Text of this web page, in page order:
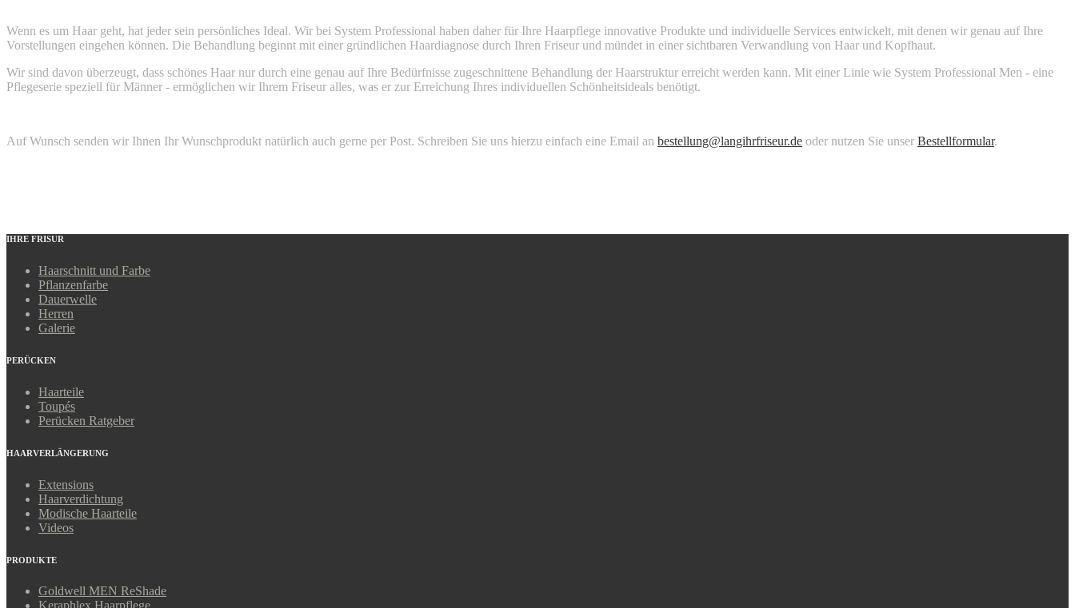
Wenn es um Haar geht, hat jeder sein persönliches Ideal. Wir bei System Professional haben daher für Ihre Haarpflege innovative Produkte und individuelle Services entwickelt, mit denen wir genau auf Ihre
Vorstellungen eingehen können. Die Behandlung beginnt mit einer gründlichen Haardiagnose durch Ihren Friseur und mündet in einer sichtbaren Verwandlung von Haar und Kopfhaut.
Wir sind davon überzeugt, dass schönes Haar nur durch eine genau auf Ihre Bedürfnisse zugeschnittene Behandlung der Haarstruktur erreicht werden kann. Mit einer Linie wie System Professional Men - eine
Pflegeserie speziell für Männer - ermöglichen wir Ihrem Friseur alles, was er zur Erreichung Ihres individuellen Schönheitsideals benötigt.
Auf Wunsch senden wir Ihnen Ihr Wunschprodukt natürlich auch gerne per Post. Schreiben Sie uns hierzu einfach eine Email an bestellung@langihrfriseur.de oder nutzen Sie unser Bestellformular.
IHRE FRISUR
Haarschnitt und Farbe
Pflanzenfarbe
Dauerwelle
Herren
Galerie
PERÜCKEN
Haarteile
Toupés
Perücken Ratgeber
HAARVERLÄNGERUNG
Extensions
Haarverdichtung
Modische Haarteile
Videos
PRODUKTE
Goldwell MEN ReShade